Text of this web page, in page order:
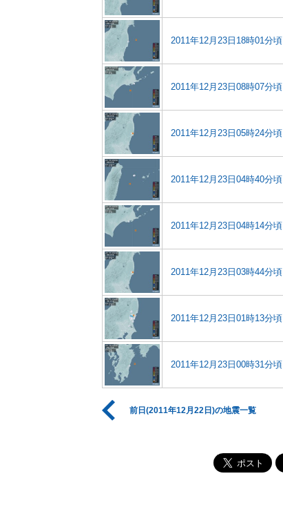
2011年12月23日18時01分頃
2011年12月23日08時07分頃
2011年12月23日05時24分頃
2011年12月23日04時40分頃
2011年12月23日04時14分頃
2011年12月23日03時44分頃
2011年12月23日01時13分頃
2011年12月23日00時31分頃
前日(2011年12月22日)の地震一覧